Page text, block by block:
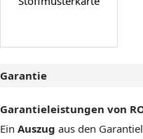
Garantie
Garantieleistungen von
EinAuszug aus den